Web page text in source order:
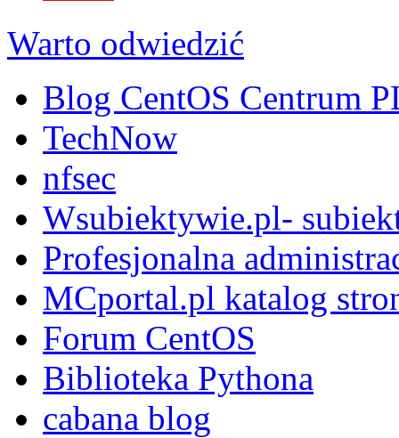
Warto odwiedzić
Blog CentOS Centrum
TechNow
nfsec
Wsubiektywie.pl-
Profesjonalna
MCportal.pl katalog
Forum CentOS
Biblioteka Pythona
cabana blog